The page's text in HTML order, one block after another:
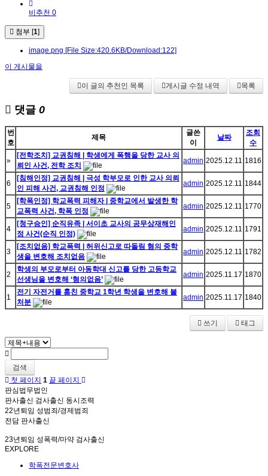
비추천 0
첨부 [1]
image.png [File Size:420.6KB/Download:122]
이 게시물을
이 글의 추천인 목록 게시글 수정 내역 목록
댓글 0
번
호
제목
글쓴
이
날짜
조회
수
»
[전학조치] 교권침해 | 학생에게 폭행을 당한 교사 의
뢰인 사건, 전학 조치
admin 2025.12.11 1816
6
[침해인정] 교권침해 | 극성 학부모로 인한 교사 의뢰
인 피해 사건, 교권침해 인정
admin 2025.12.11 1844
5
[학폭인정] 학교폭력 피해자 | 중학교에서 발생한 학
교폭력 사건, 학폭 인정
admin 2025.12.11 1770
4
[청구승인] 순직유족 | 서이초 교사의 공무상재해인
정 사건(순직 인정)
admin 2025.12.11 1791
3
[조치없음] 학교폭력 | 허위신고로 따돌림 혐의 중학
생을 변호해 조치없음
admin 2025.12.11 1782
2
학생의 부모로부터 아동학대 신고를 당한 고등학교
선생님을 변호해 ‘혐의없음’
admin 2025.11.17 1870
1
전기 자전거를 훔친 중학교 1학년 학생을 변호해 불
처분
admin 2025.11.17 1840
쓰기 태그
검색
첫 페이지 1 끝 페이지
판심법무법인
판사출신 검사출신 동시조력
22년퇴임 성범죄/경제범죄
전담 판사출신
23년퇴임 성폭력/마약 검사출신
EXPLORE
학폭전문변호사